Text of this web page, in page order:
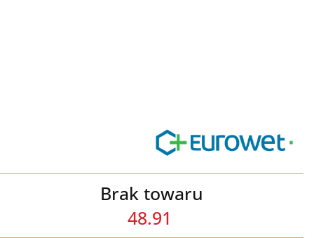
Brak towaru
48.91